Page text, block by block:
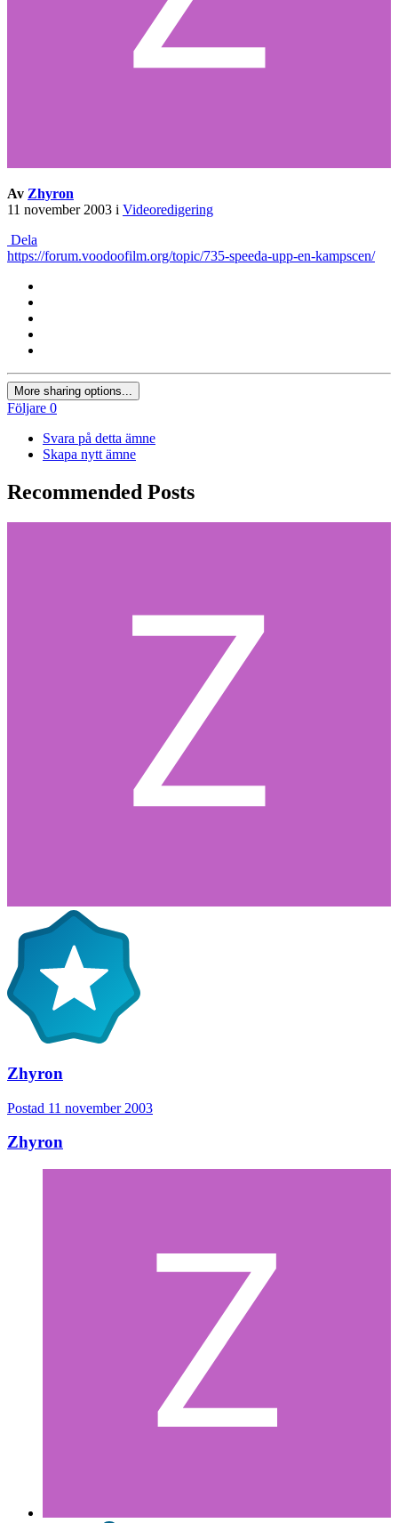
Av Zhyron
11 november 2003 i Videoredigering
Dela
https://forum.voodoofilm.org/topic/735-speeda-upp-en-kampscen/
More sharing options...
Följare 0
Svara på detta ämne
Skapa nytt ämne
Recommended Posts
Zhyron
Postad 11 november 2003
Zhyron